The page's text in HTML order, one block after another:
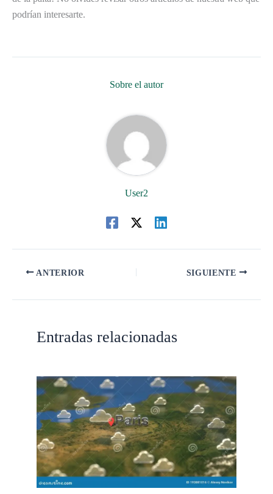
podrían interesarte.
Sobre el autor
User2
ANTERIOR SIGUIENTE
Entradas relacionadas